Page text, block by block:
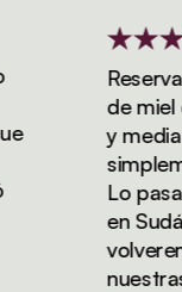
de miel
y media
Lo
en
nuestras